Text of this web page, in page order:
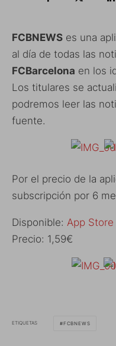
FCBNEWS es una
al día de todas las
FCBarcelona en los
Los titulares se
podremos leer las
fuente.
Por el precio de la
subscripción por 6
Disponible: App Store
Precio: 1,59€
ETIQUETAS FCBNEWS